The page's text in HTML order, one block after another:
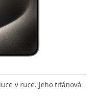
v ruce. Jeho titánová